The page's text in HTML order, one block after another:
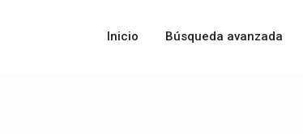
Inicio Búsqueda avanzada